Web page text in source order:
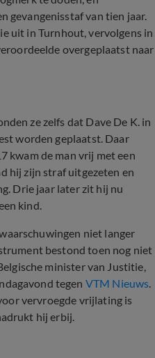
gevangenisstaf van tien jaar.
uit in Turnhout, vervolgens in
overgeplaatst naar
ze zelfs dat Dave De K. in
worden geplaatst. Daar
kwam de man vrij met een
hij zijn straf uitgezeten en
Drie jaar later zit hij nu
kind.
niet langer
bestond toen nog niet
minister van Justitie,
tegen VTM Nieuws.
vervroegde vrijlating is
hij erbij.